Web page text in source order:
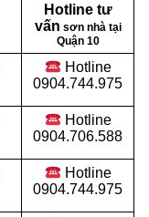
Hotline tư
vấn sơn nhà tại
Quận 10
Hotline
0904.744.975
Hotline
0904.706.588
Hotline
0904.744.975